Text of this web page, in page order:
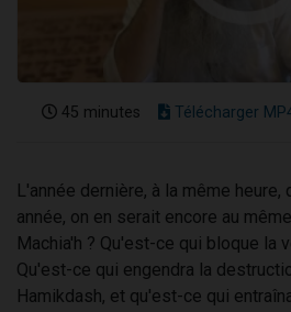
45 minutes Télécharger
L'année dernière, à la même heure,
année, on en serait encore au
Machia'h ? Qu'est-ce qui bloque la
Qu'est-ce qui engendra la
Hamikdash, et qu'est-ce qui